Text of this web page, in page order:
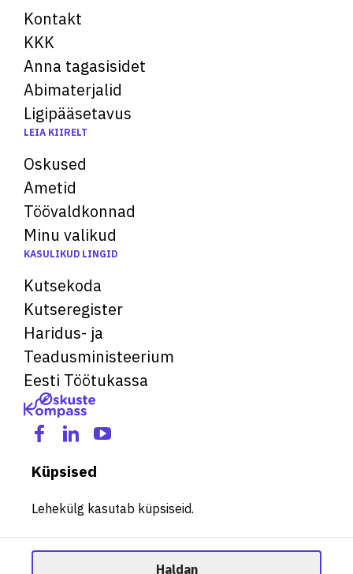
Kontakt
KKK
Anna tagasisidet
Abimaterjalid
Ligipääsetavus
LEIA KIIRELT
Oskused
Ametid
Töövaldkonnad
Minu valikud
KASULIKUD LINGID
Kutsekoda
Kutseregister
Haridus- ja
Teadusministeerium
Eesti Töötukassa
Küpsised
Lehekülg kasutab küpsiseid.
Haldan